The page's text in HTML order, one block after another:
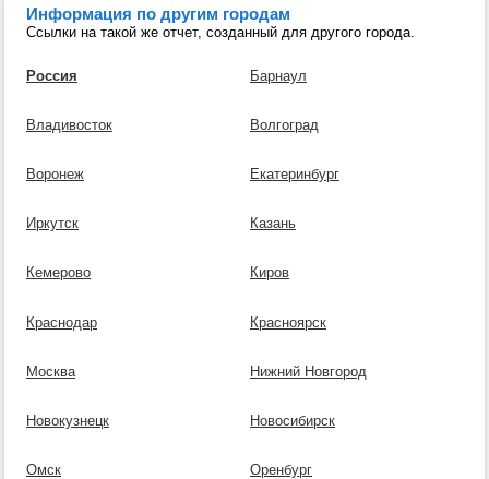
Информация по другим городам
Ссылки на такой же отчет, созданный для другого города.
Россия Барнаул
Владивосток Волгоград
Воронеж Екатеринбург
Иркутск Казань
Кемерово Киров
Краснодар Красноярск
Москва Нижний Новгород
Новокузнецк Новосибирск
Омск Оренбург